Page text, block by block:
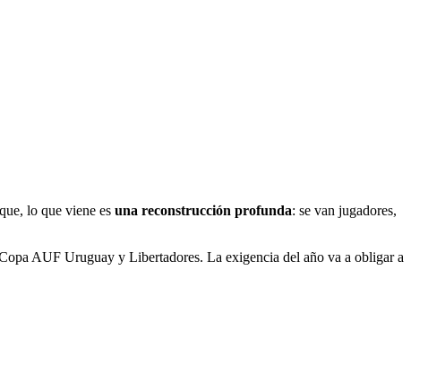
lo que viene es una reconstrucción profunda: se van jugadores,
AUF Uruguay y Libertadores. La exigencia del año va a obligar a